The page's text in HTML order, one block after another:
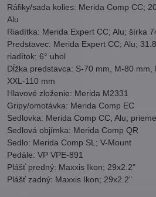
Ráfiky/sada kolies: Merida Comp CC;
Alu
Riadítka: Merida Expert CC; Alu; šírka
Predstavec: Merida Expert CC; Alu;
riadítok; 6° uhol
Dĺžka predstavca: S-70 mm, M-80 mm,
XXL-110 mm
Hlavové zloženie: Merida M2331
Gripy/omotávka: Merida Comp EC
Sedlovka: Merida Comp CC; Alu;
Sedlová objímka: Merida Comp QR
Sedlo: Merida Comp SL; V-Mount
Pedále: VP VPE-891
Plášť predný: Maxxis Ikon; 29x2.2"
Plášť zadný: Maxxis Ikon; 29x2.2"